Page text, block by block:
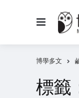
博學多文
標籤